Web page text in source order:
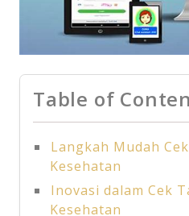
Table of
Langkah Mudah
Kesehatan
Inovasi dalam Cek
Kesehatan